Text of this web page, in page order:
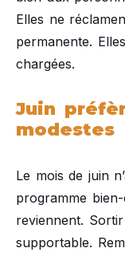
Elles ne
permanente.
chargées.
Juin
modestes
Le mois de juin
programme
reviennent.
supportable.